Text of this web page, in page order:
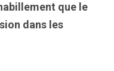
que le
dans les